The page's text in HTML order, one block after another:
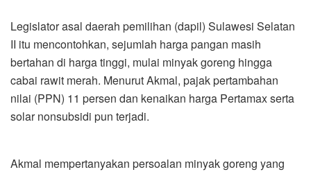
Legislator asal daerah pemilihan (dapil) Sulawesi Selatan
II itu mencontohkan, sejumlah harga pangan masih
bertahan di harga tinggi, mulai minyak goreng hingga
cabai rawit merah. Menurut Akmal, pajak pertambahan
nilai (PPN) 11 persen dan kenaikan harga Pertamax serta
solar nonsubsidi pun terjadi.
Akmal mempertanyakan persoalan minyak goreng yang